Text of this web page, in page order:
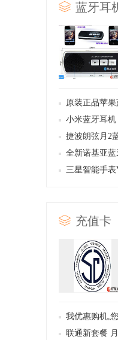
蓝牙耳
原装正品苹
小米蓝牙耳机
捷波朗弦月2
全新诺基亚蓝
三星智能手表
充值卡
我优惠购机,
联通新套餐